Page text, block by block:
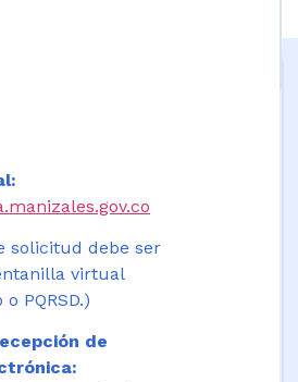
solicitud debe ser
virtual
PQRSD.)
de